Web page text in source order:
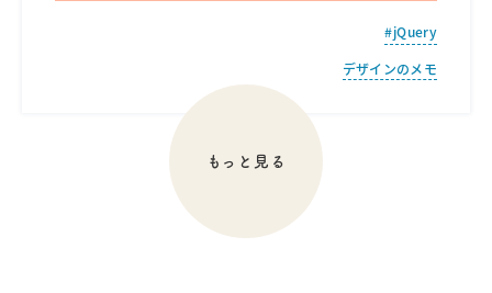
jQuery
デザインのメモ
もっと見る